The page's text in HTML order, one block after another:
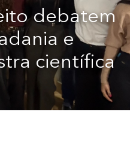
debatem
e
científica